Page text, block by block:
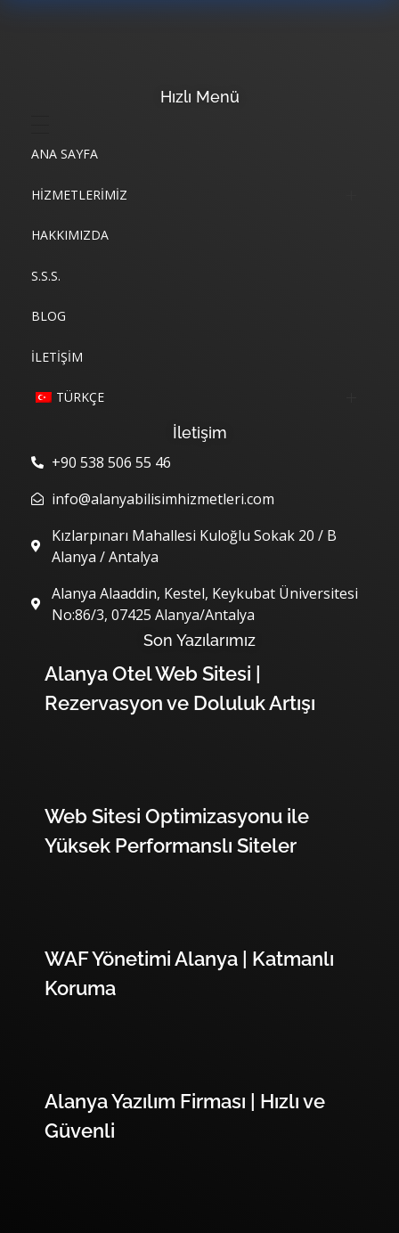
Hızlı Menü
ANA SAYFA
HIZMETLERIMIZ
Paketlerimiz
Projelerimiz
HAKKIMIZDA
S.S.S.
BLOG
İLETIŞIM
TÜRKÇE
İletişim
+90 538 506 55 46
info@alanyabilisimhizmetleri.com
Kızlarpınarı Mahallesi Kuloğlu Sokak 20 / B
Alanya / Antalya
Alanya Alaaddin, Kestel, Keykubat Üniversitesi
No:86/3, 07425 Alanya/Antalya
Son Yazılarımız
Alanya Otel Web Sitesi |
Rezervasyon ve Doluluk Artışı
Web Sitesi Optimizasyonu ile
Yüksek Performanslı Siteler
WAF Yönetimi Alanya | Katmanlı
Koruma
Alanya Yazılım Firması | Hızlı ve
Güvenli